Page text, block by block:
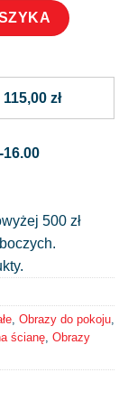
115,00 zł
500 zł
, Obrazy do pokoju,
ścianę Obrazy